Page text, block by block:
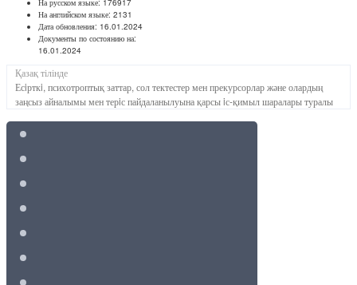
На английском языке: 2131
Дата обновления: 16.01.2024
Документы по состоянию на:
16.01.2024
Қазақ тілінде
Есiрткi, психотроптық заттар, сол тектестер мен прекурсорлар және олардың
заңсыз айналымы мен терiс пайдаланылуына қарсы iс-қимыл шаралары туралы